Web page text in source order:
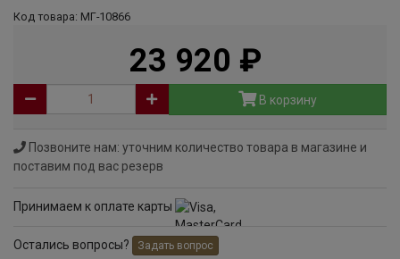
Код товара: МГ-10866
23 920
В корзину
Позвоните нам: уточним количество товара в магазине и
поставим под вас резерв
Принимаем к оплате карты
Остались вопросы? Задать вопрос